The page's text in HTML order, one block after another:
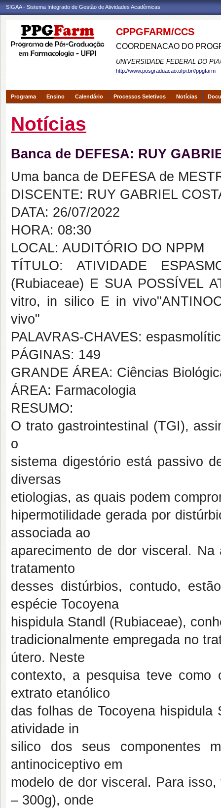
SIGAA - Sistema Integrado de Gestão de Atividades Acadêmicas
CPPGFARM/CCS
COORDENACAO DO
UNIVERSIDADE FEDERAL DO
http://www.posgraduacao.ufpi.br//ppgfarm
Programa Ensino Calendário Processos Seletivos Notícias
Notícias
Banca de DEFESA: RUY
Uma banca de DEFESA de
DISCENTE: RUY GABRIEL
DATA: 26/07/2022
HORA: 08:30
LOCAL: AUDITÓRIO DO NPPM
TÍTULO: ATIVIDADE
(Rubiaceae) E SUA POSSÍVEL
vitro, in silico E in
vivo"
PALAVRAS-CHAVES:
PÁGINAS: 149
GRANDE ÁREA: Ciências
ÁREA: Farmacologia
RESUMO:
O trato gastrointestinal (TGI),
o
sistema digestório está passivo
diversas
etiologias, as quais podem
hipermotilidade gerada por
associada ao
aparecimento de dor visceral.
tratamento
desses distúrbios, contudo,
espécie Tocoyena
hispidula Standl (Rubiaceae),
tradicionalmente empregada no
útero. Neste
contexto, a pesquisa teve como
extrato etanólico
das folhas de Tocoyena
atividade in
silico dos seus componentes
antinociceptivo em
modelo de dor visceral. Para
– 300g), onde